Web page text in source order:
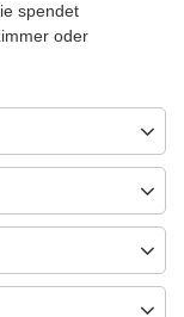
spendet
oder